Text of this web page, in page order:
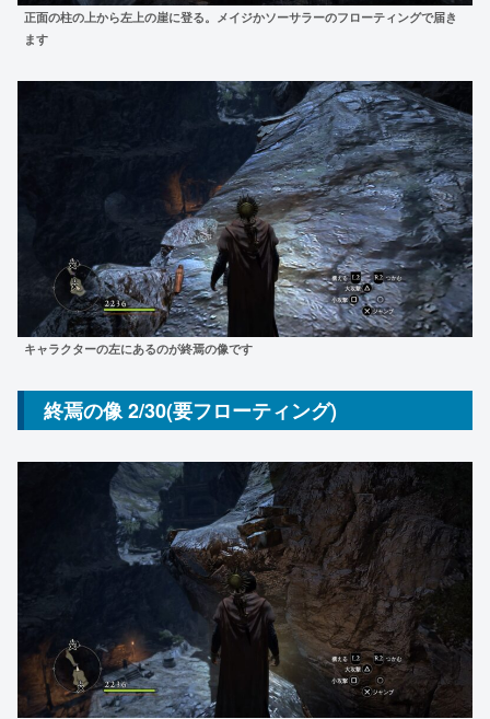
正面の柱の上から左上の崖に登る。メイジかソーサラーのフローティングで届き
ます
キャラクターの左にあるのが終焉の像です
終焉の像 2/30(要フローティング)